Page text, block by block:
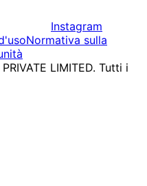
Instagram
Normativa sulla
LIMITED. Tutti i